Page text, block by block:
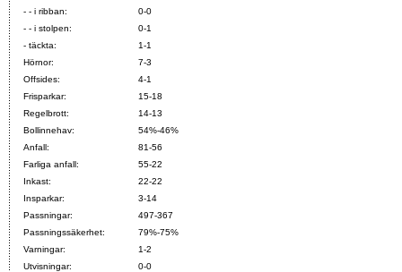
- - i ribban:
0-0
- - i stolpen:
0-1
- täckta:
1-1
Hörnor:
7-3
Offsides:
4-1
Frisparkar:
15-18
Regelbrott:
14-13
Bollinnehav:
54%-46%
Anfall:
81-56
Farliga anfall:
55-22
Inkast:
22-22
Insparkar:
3-14
Passningar:
497-367
Passningssäkerhet:
79%-75%
Varningar:
1-2
Utvisningar:
0-0